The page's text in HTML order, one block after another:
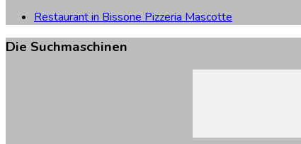
Restaurant in Bissone Pizzeria Mascotte
Die Suchmaschinen